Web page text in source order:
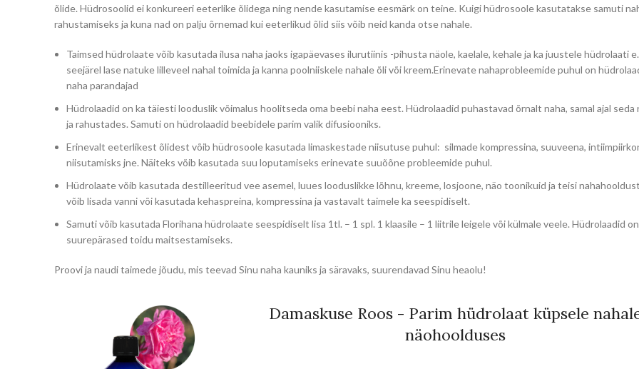
õlide. Hüdrosoolid ei konkureeri eeterlike õlidega ning nende kasutamise eesmärk on teine. Kuigi hüdrosoole kasutatakse samuti
rahustamiseks ja kuna nad on palju õrnemad kui eeterlikud õlid siis võib neid kanda otse nahale.
Taimsed hüdrolaate võib kasutada ilusa naha jaoks igapäevases ilurutiinis -pihusta näole, kaelale, kehale ja ka juustele hüdrolaati
seejärel lase natuke lilleveel nahal toimida ja kanna poolniiskele nahale õli või kreem.Erinevate nahaprobleemide puhul on
naha parandajad
Hüdrolaadid on ka täiesti looduslik võimalus hoolitseda oma beebi naha eest. Hüdrolaadid puhastavad õrnalt naha, samal ajal seda
ja rahustades. Samuti on hüdrolaadid beebidele parim valik difusiooniks.
Erinevalt eeterlikest õlidest võib hüdrosoole kasutada limaskestade niisutuse puhul: silmade kompressina, suuveena,
niisutamisks jne. Näiteks võib kasutada suu loputamiseks erinevate suuõõne probleemide puhul.
Hüdrolaate võib kasutada destilleeritud vee asemel, luues looduslikke lõhnu, kreeme, losjoone, näo toonikuid ja teisi
võib lisada vanni või kasutada kehaspreina, kompressina ja vastavalt taimele ka seespidiselt.
Samuti võib kasutada Florihana hüdrolaate seespidiselt lisa 1tl. – 1 spl. 1 klaasile – 1 liitrile leigele või külmale veele. Hüdrolaadid
suurepärased toidu maitsestamiseks.
Proovi ja naudi taimede jõudu, mis teevad Sinu naha kauniks ja säravaks, suurendavad Sinu heaolu!
Damaskuse Roos - Parim hüdrolaat küpsele
näohoolduses